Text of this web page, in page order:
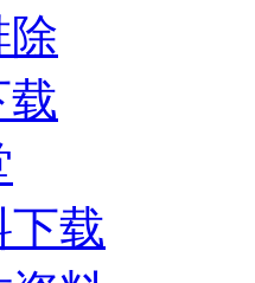
除
下载